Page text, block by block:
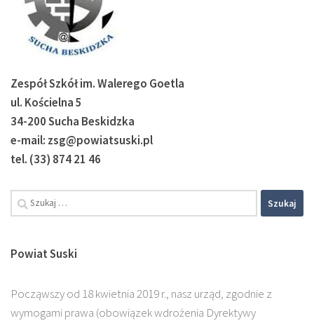
Zespół Szkół im. Walerego Goetla
ul. Kościelna 5
34-200 Sucha Beskidzka
e-mail: zsg@powiatsuski.pl
tel. (33) 874 21 46
Powiat Suski
Począwszy od 18 kwietnia 2019 r., nasz urząd, zgodnie z
wymogami prawa (obowiązek wdrożenia Dyrektywy